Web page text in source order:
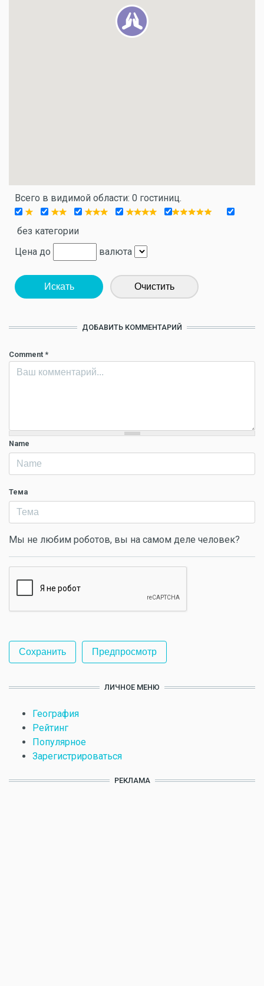
Всего в видимой области: 0 гостиниц.
без категории
Цена до
валюта
Искать Очистить
ДОБАВИТЬ КОММЕНТАРИЙ
Comment *
Name
Тема
Мы не любим роботов, вы на самом деле человек?
ЛИЧНОЕ МЕНЮ
География
Рейтинг
Популярное
Зарегистрироваться
РЕКЛАМА